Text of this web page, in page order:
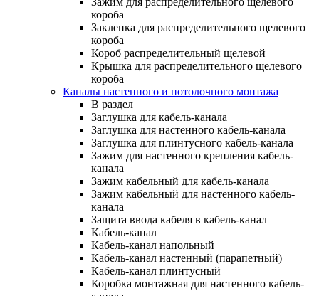
короба
Заклепка для распределительного щелевого
короба
Короб распределительный щелевой
Крышка для распределительного щелевого
короба
Каналы настенного и потолочного монтажа
В раздел
Заглушка для кабель-канала
Заглушка для настенного кабель-канала
Заглушка для плинтусного кабель-канала
Зажим для настенного крепления кабель-
канала
Зажим кабельный для кабель-канала
Зажим кабельный для настенного кабель-
канала
Защита ввода кабеля в кабель-канал
Кабель-канал
Кабель-канал напольный
Кабель-канал настенный (парапетный)
Кабель-канал плинтусный
Коробка монтажная для настенного кабель-